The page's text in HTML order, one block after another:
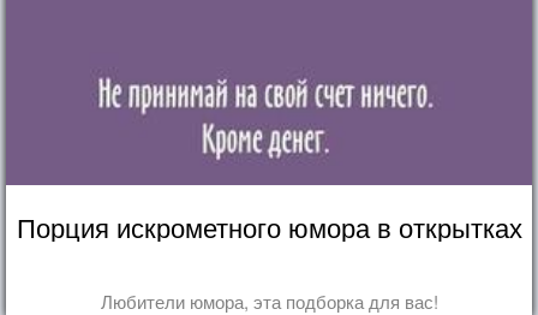
Порция искрометного юмора в открытках
Любители юмора, эта подборка для вас!